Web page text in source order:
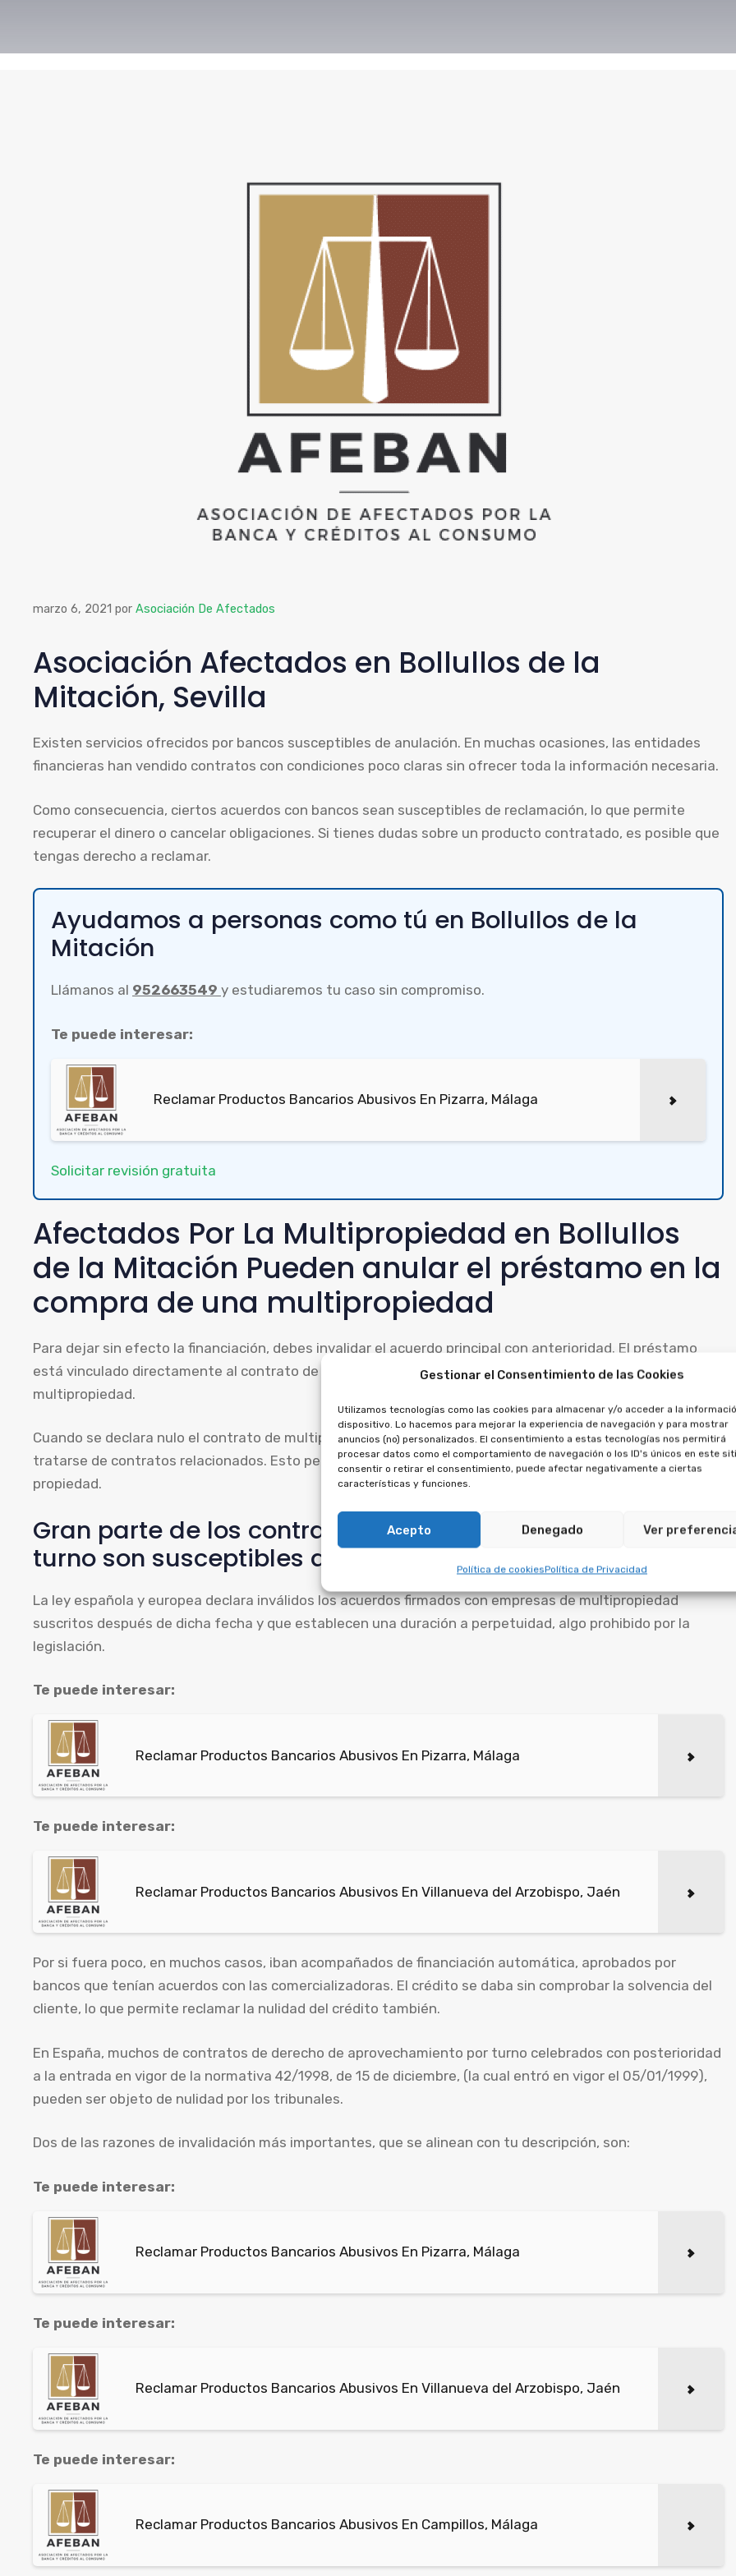
Gestionar el Consentimiento de las Cookies
Utilizamos tecnologías como las cookies para almacenar y/o acceder a la
dispositivo. Lo hacemos para mejorar la experiencia de navegación y para mostrar
anuncios (no) personalizados. El consentimiento a estas tecnologías nos permitirá
procesar datos como el comportamiento de navegación o los ID's únicos en este
consentir o retirar el consentimiento, puede afectar negativamente a ciertas
características y funciones.
Acepto Denegado Ver
Política de cookiesPolítica de Privacidad
marzo 6, 2021 por Asociación De Afectados
Asociación Afectados en Bollullos de la
Mitación, Sevilla
Existen servicios ofrecidos por bancos susceptibles de anulación. En muchas ocasiones, las entidades
financieras han vendido contratos con condiciones poco claras sin ofrecer toda la información necesaria.
Como consecuencia, ciertos acuerdos con bancos sean susceptibles de reclamación, lo que permite
recuperar el dinero o cancelar obligaciones. Si tienes dudas sobre un producto contratado, es posible que
tengas derecho a reclamar.
Ayudamos a personas como tú en Bollullos de la
Mitación
Llámanos al 952663549 y estudiaremos tu caso sin compromiso.
Te puede interesar:
Reclamar Productos Bancarios Abusivos En Pizarra, Málaga
Solicitar revisión gratuita
Afectados Por La Multipropiedad en Bollullos
de la Mitación Pueden anular el préstamo en la
compra de una multipropiedad
Para dejar sin efecto la financiación, debes invalidar el acuerdo principal con anterioridad. El préstamo
está vinculado directamente al contrato de multipropiedad, por lo que debe anularse junto con la
multipropiedad.
Cuando se declara nulo el contrato de multipropiedad, se puede solicitar la anulación del crédito, al
tratarse de contratos relacionados. Esto permite reclamar el dinero abonado, por la financiación y la
propiedad.
Gran parte de los contratos de aprovechamiento por
turno son susceptibles de nulidad.
La ley española y europea declara inválidos los acuerdos firmados con empresas de multipropiedad
suscritos después de dicha fecha y que establecen una duración a perpetuidad, algo prohibido por la
legislación.
Te puede interesar:
Reclamar Productos Bancarios Abusivos En Pizarra, Málaga
Te puede interesar:
Reclamar Productos Bancarios Abusivos En Villanueva del Arzobispo, Jaén
Por si fuera poco, en muchos casos, iban acompañados de financiación automática, aprobados por
bancos que tenían acuerdos con las comercializadoras. El crédito se daba sin comprobar la solvencia del
cliente, lo que permite reclamar la nulidad del crédito también.
En España, muchos de contratos de derecho de aprovechamiento por turno celebrados con posterioridad
a la entrada en vigor de la normativa 42/1998, de 15 de diciembre, (la cual entró en vigor el 05/01/1999),
pueden ser objeto de nulidad por los tribunales.
Dos de las razones de invalidación más importantes, que se alinean con tu descripción, son:
Te puede interesar:
Reclamar Productos Bancarios Abusivos En Pizarra, Málaga
Te puede interesar:
Reclamar Productos Bancarios Abusivos En Villanueva del Arzobispo, Jaén
Te puede interesar:
Reclamar Productos Bancarios Abusivos En Campillos, Málaga